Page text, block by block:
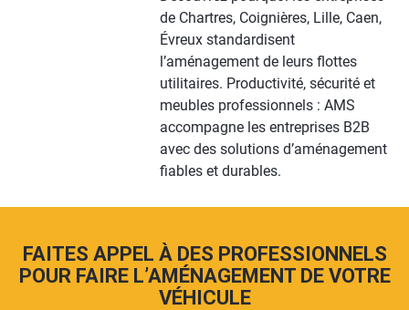
de Chartres, Coignières, Lille, Caen,
Évreux standardisent
l’aménagement de leurs flottes
utilitaires. Productivité, sécurité et
meubles professionnels : AMS
accompagne les entreprises B2B
avec des solutions d’aménagement
fiables et durables.
FAITES APPEL À DES PROFESSIONNELS
POUR FAIRE L’AMÉNAGEMENT DE VOTRE
VÉHICULE